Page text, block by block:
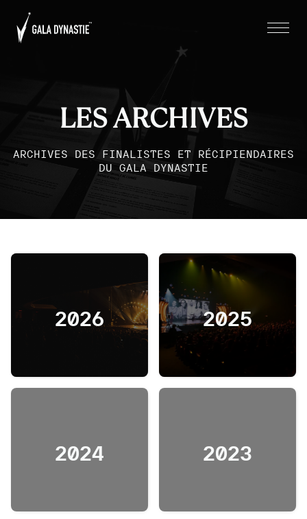
LES ARCHIVES
ARCHIVES DES FINALISTES ET RÉCIPIENDAIRES
DU GALA DYNASTIE
2026 2025
2024 2023